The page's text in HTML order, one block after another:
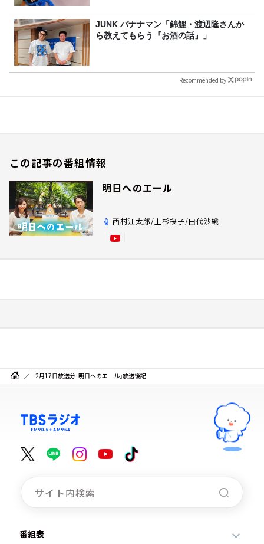
JUNK バナナマン「錦鯉・渡辺隆さんか
ら教えてもらう『お酒の話』」
Recommended by
この記事の番組情報
明日へのエール
西村江太郎/上杉桜子/田代沙織
2月17日放送分「明日へのエール」放送後記
番組表